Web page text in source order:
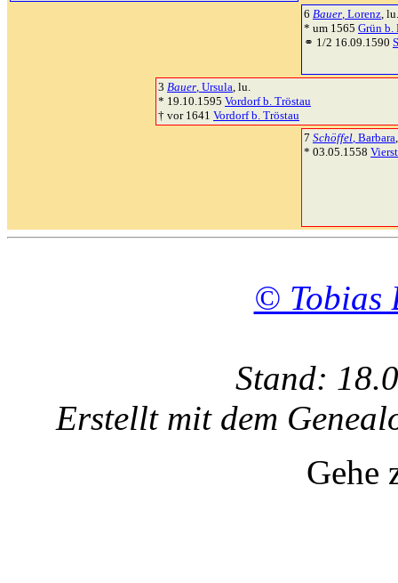
6 Bauer, Lorenz, lu.
* um 1565 Grün b.
⚭ 1/2 16.09.1590
3 Bauer, Ursula, lu.
* 19.10.1595 Vordorf b. Tröstau
† vor 1641 Vordorf b. Tröstau
7 Schöffel, Barbara
* 03.05.1558
© Tobias
Stand:
Erstellt mit dem
Gehe